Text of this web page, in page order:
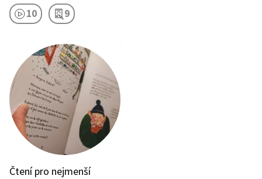
10 9
Čtení pro nejmenší